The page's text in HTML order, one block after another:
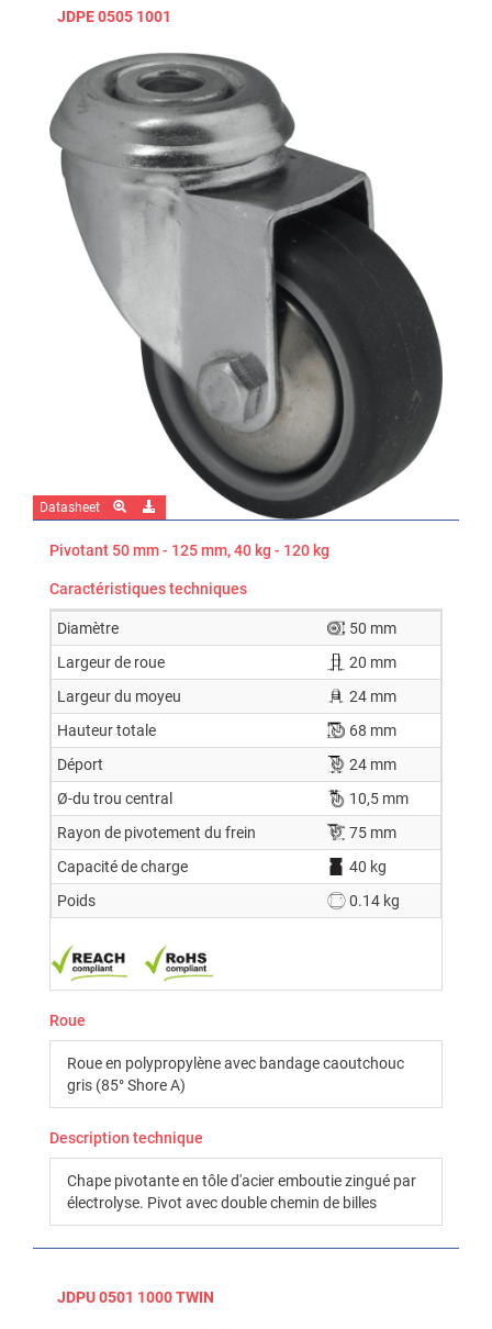
JDPE 0505 1001
Datasheet
Pivotant 50 mm - 125 mm, 40 kg - 120 kg
Caractéristiques techniques
Diamètre
50 mm
Largeur de roue
20 mm
Largeur du moyeu
24 mm
Hauteur totale
68 mm
Déport
24 mm
Ø-du trou central
10,5 mm
Rayon de pivotement du frein
75 mm
Capacité de charge
40 kg
Poids
0.14 kg
Roue
Roue en polypropylène avec bandage caoutchouc
gris (85° Shore A)
Description technique
Chape pivotante en tôle d'acier emboutie zingué par
électrolyse. Pivot avec double chemin de billes
JDPU 0501 1000 TWIN